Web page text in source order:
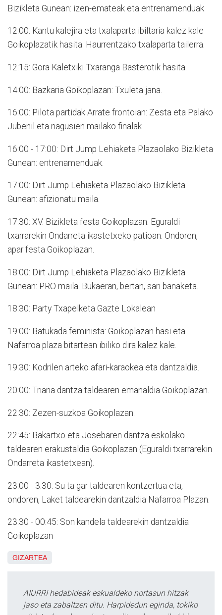
Bizikleta Gunean: izen-emateak eta entrenamenduak.
12:00: Kantu kalejira eta txalaparta ibiltaria kalez kale
Goikoplazatik hasita. Haurrentzako txalaparta tailerra.
12:15: Gora Kaletxiki Txaranga Basterotik hasita.
14:00: Bazkaria Goikoplazan: Txuleta jana.
16:00: Pilota partidak Arrate frontoian: Zesta eta Palako
Jubenil eta nagusien mailako finalak.
16:00 - 17:00: Dirt Jump Lehiaketa Plazaolako Bizikleta
Gunean: entrenamenduak.
17:00: Dirt Jump Lehiaketa Plazaolako Bizikleta
Gunean: afizionatu maila.
17:30: XV. Bizikleta festa Goikoplazan. Eguraldi
txarrarekin Ondarreta ikastetxeko patioan. Ondoren,
apar festa Goikoplazan.
18:00: Dirt Jump Lehiaketa Plazaolako Bizikleta
Gunean: PRO maila. Bukaeran, bertan, sari banaketa.
18:30: Party Txapelketa Gazte Lokalean
19:00: Batukada feminista: Goikoplazan hasi eta
Nafarroa plaza bitartean ibiliko dira kalez kale.
19:30: Kodrilen arteko afari-karaokea eta dantzaldia.
20:00: Triana dantza taldearen emanaldia Goikoplazan.
22:30: Zezen-suzkoa Goikoplazan.
22:45: Bakartxo eta Josebaren dantza eskolako
taldearen erakustaldia Goikoplazan (Eguraldi txarrarekin
Ondarreta ikastetxean).
23:00 - 3:30: Su ta gar taldearen kontzertua eta,
ondoren, Laket taldearekin dantzaldia Nafarroa Plazan.
23:30 - 00:45: Son kandela taldearekin dantzaldia
Goikoplazan
GIZARTEA
AIURRI hedabideak eskualdeko nortasun hitzak
jaso eta zabaltzen ditu. Harpidedun eginda, tokiko